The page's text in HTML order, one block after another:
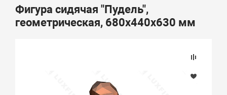
Фигура сидячая "Пудель",
геометрическая, 680х440х630 мм